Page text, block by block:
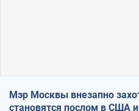
Мэр Москвы внезапно
становятся послом в США